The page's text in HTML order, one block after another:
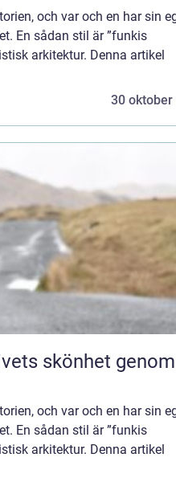
och var och en har sin
En sådan stil är ”funkis
arkitektur. Denna artikel
30 oktober
skönhet genom
och var och en har sin
En sådan stil är ”funkis
arkitektur. Denna artikel